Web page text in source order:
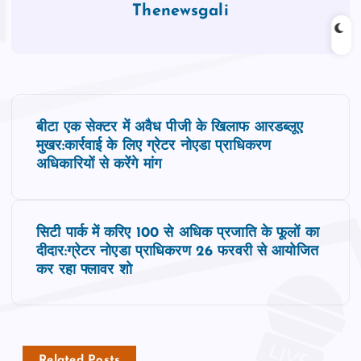
Thenewsgali
a
v
बीटा एक सेक्‍टर में अवैध पीजी के खिलाफ आरडब्लूए
मुखर:कार्रवाई के लिए ग्रेटर नोएडा प्राधिकरण
अधिकारियों से करेंगे मांग
सिटी पार्क में करिए 100 से अधिक प्रजाति के फूलों का
दीदार:ग्रेटर नोएडा प्राधिकरण 26 फरवरी से आयोजित
कर रहा फ्लावर शो